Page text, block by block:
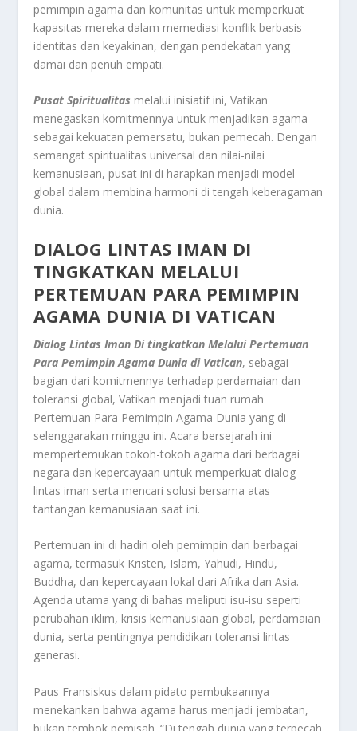
pemimpin agama dan komunitas untuk memperkuat
kapasitas mereka dalam memediasi konflik berbasis
identitas dan keyakinan, dengan pendekatan yang
damai dan penuh empati.
Pusat Spiritualitas melalui inisiatif ini, Vatikan
menegaskan komitmennya untuk menjadikan agama
sebagai kekuatan pemersatu, bukan pemecah. Dengan
semangat spiritualitas universal dan nilai-nilai
kemanusiaan, pusat ini di harapkan menjadi model
global dalam membina harmoni di tengah keberagaman
dunia.
DIALOG LINTAS IMAN DI
TINGKATKAN MELALUI
PERTEMUAN PARA PEMIMPIN
AGAMA DUNIA DI VATICAN
Dialog Lintas Iman Di tingkatkan Melalui Pertemuan
Para Pemimpin Agama Dunia di Vatican, sebagai
bagian dari komitmennya terhadap perdamaian dan
toleransi global, Vatikan menjadi tuan rumah
Pertemuan Para Pemimpin Agama Dunia yang di
selenggarakan minggu ini. Acara bersejarah ini
mempertemukan tokoh-tokoh agama dari berbagai
negara dan kepercayaan untuk memperkuat dialog
lintas iman serta mencari solusi bersama atas
tantangan kemanusiaan saat ini.
Pertemuan ini di hadiri oleh pemimpin dari berbagai
agama, termasuk Kristen, Islam, Yahudi, Hindu,
Buddha, dan kepercayaan lokal dari Afrika dan Asia.
Agenda utama yang di bahas meliputi isu-isu seperti
perubahan iklim, krisis kemanusiaan global, perdamaian
dunia, serta pentingnya pendidikan toleransi lintas
generasi.
Paus Fransiskus dalam pidato pembukaannya
menekankan bahwa agama harus menjadi jembatan,
bukan tembok pemisah. “Di tengah dunia yang terpecah